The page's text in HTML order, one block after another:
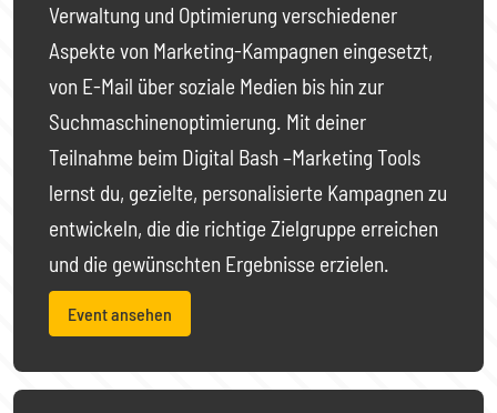
Verwaltung und Optimierung verschiedener
Aspekte von Marketing-Kampagnen eingesetzt,
von E-Mail über soziale Medien bis hin zur
Suchmaschinenoptimierung. Mit deiner
Teilnahme beim Digital Bash –Marketing Tools
lernst du, gezielte, personalisierte Kampagnen zu
entwickeln, die die richtige Zielgruppe erreichen
und die gewünschten Ergebnisse erzielen.
Event ansehen